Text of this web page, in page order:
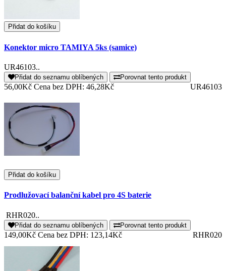
Přidat do košíku
Konektor micro TAMIYA 5ks (samice)
UR46103..
Přidat do seznamu oblíbených Porovnat tento produkt
56,00Kč Cena bez DPH: 46,28Kč UR46103
Přidat do košíku
Prodlužovací balanční kabel pro 4S baterie
RHR020..
Přidat do seznamu oblíbených Porovnat tento produkt
149,00Kč Cena bez DPH: 123,14Kč RHR020